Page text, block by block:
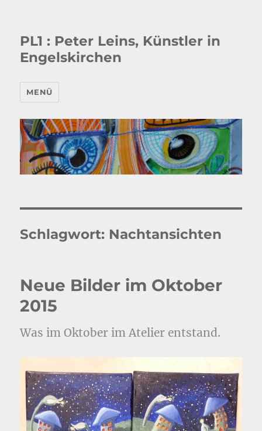
PL1 : Peter Leins, Künstler in
Engelskirchen
MENÜ
Schlagwort: Nachtansichten
Neue Bilder im Oktober
2015
Was im Oktober im Atelier entstand.